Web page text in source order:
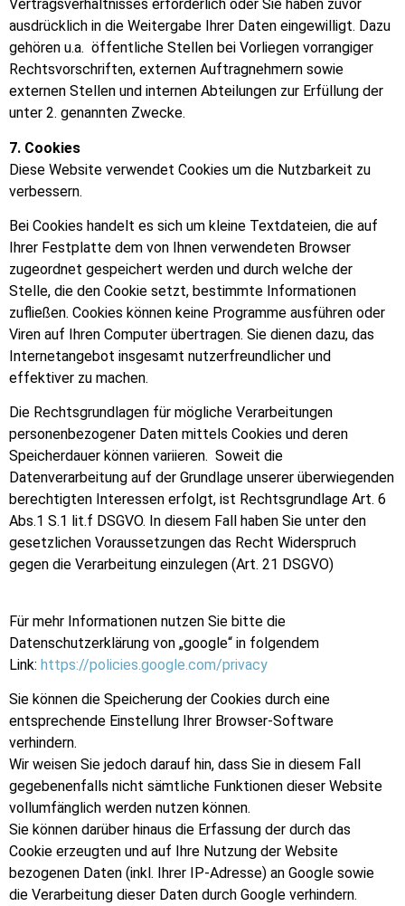
Vertragsverhältnisses erforderlich oder Sie haben zuvor
ausdrücklich in die Weitergabe Ihrer Daten eingewilligt. Dazu
gehören u.a. öffentliche Stellen bei Vorliegen vorrangiger
Rechtsvorschriften, externen Auftragnehmern sowie
externen Stellen und internen Abteilungen zur Erfüllung der
unter 2. genannten Zwecke.
7. Cookies
Diese Website verwendet Cookies um die Nutzbarkeit zu
verbessern.
Bei Cookies handelt es sich um kleine Textdateien, die auf
Ihrer Festplatte dem von Ihnen verwendeten Browser
zugeordnet gespeichert werden und durch welche der
Stelle, die den Cookie setzt, bestimmte Informationen
zufließen. Cookies können keine Programme ausführen oder
Viren auf Ihren Computer übertragen. Sie dienen dazu, das
Internetangebot insgesamt nutzerfreundlicher und
effektiver zu machen.
Die Rechtsgrundlagen für mögliche Verarbeitungen
personenbezogener Daten mittels Cookies und deren
Speicherdauer können variieren. Soweit die
Datenverarbeitung auf der Grundlage unserer überwiegenden
berechtigten Interessen erfolgt, ist Rechtsgrundlage Art. 6
Abs.1 S.1 lit.f DSGVO. In diesem Fall haben Sie unter den
gesetzlichen Voraussetzungen das Recht Widerspruch
gegen die Verarbeitung einzulegen (Art. 21 DSGVO)
Für mehr Informationen nutzen Sie bitte die
Datenschutzerklärung von „google“ in folgendem
Link: https://policies.google.com/privacy
Sie können die Speicherung der Cookies durch eine
entsprechende Einstellung Ihrer Browser-Software
verhindern.
Wir weisen Sie jedoch darauf hin, dass Sie in diesem Fall
gegebenenfalls nicht sämtliche Funktionen dieser Website
vollumfänglich werden nutzen können.
Sie können darüber hinaus die Erfassung der durch das
Cookie erzeugten und auf Ihre Nutzung der Website
bezogenen Daten (inkl. Ihrer IP-Adresse) an Google sowie
die Verarbeitung dieser Daten durch Google verhindern.